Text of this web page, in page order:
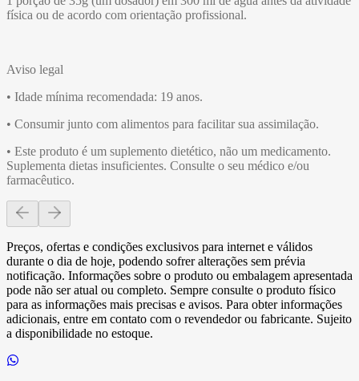
física ou de acordo com orientação profissional.
Aviso legal
• Idade mínima recomendada: 19 anos.
• Consumir junto com alimentos para facilitar sua assimilação.
• Este produto é um suplemento dietético, não um medicamento.
Suplementa dietas insuficientes. Consulte o seu médico e/ou
farmacêutico.
Preços, ofertas e condições exclusivos para internet e válidos
durante o dia de hoje, podendo sofrer alterações sem prévia
notificação. Informações sobre o produto ou embalagem apresentada
pode não ser atual ou completo. Sempre consulte o produto físico
para as informações mais precisas e avisos. Para obter informações
adicionais, entre em contato com o revendedor ou fabricante. Sujeito
a disponibilidade no estoque.